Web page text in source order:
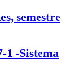
semestre
1 -Sistema